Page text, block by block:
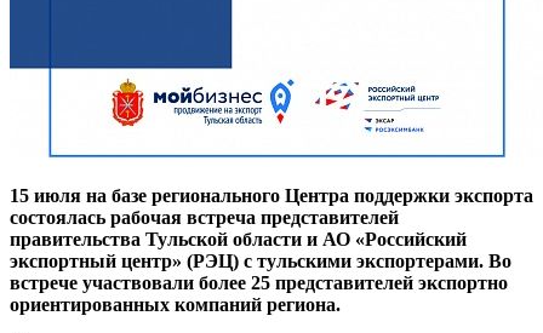
15 июля на базе регионального Центра поддержки экспорта
состоялась рабочая встреча представителей
правительства Тульской области и АО «Российский
экспортный центр» (РЭЦ) с тульскими экспортерами. Во
встрече участвовали более 25 представителей экспортно
ориентированных компаний региона.